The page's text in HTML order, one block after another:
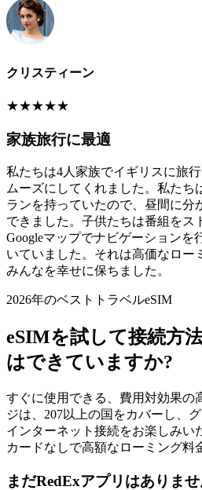
クリスティーン
★★★★★
家族旅行に最適
私たちは4人家族でイギリスに旅
ムーズにしてくれました。私たち
ランを持っていたので、昼間に分
できました。子供たちは番組をス
Googleマップでナビゲーションを
いていました。それは高価なロー
みんなを幸せに保ちました。
2026年のベストトラベルeSIM
eSIMを試して接続方
はできていますか?
すぐに使用できる、費用対効果の
ジは、207以上の国をカバーし、
インターネット接続をお楽しみい
カードなしで高額なローミング料
まだRedExアプリはありま